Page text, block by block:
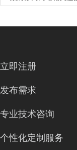
立即注册
发布需求
专业技术咨询
个性化定制服务